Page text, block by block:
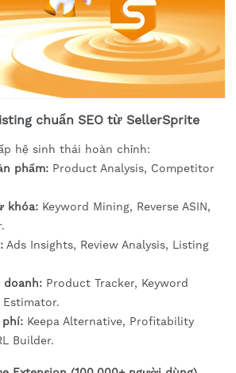
chuẩn SEO từ SellerSprite
hệ sinh thái hoàn chỉnh:
phẩm: Product Analysis, Competitor
khóa: Keyword Mining, Reverse ASIN,
Ads Insights, Review Analysis, Listing
doanh: Product Tracker, Keyword
Estimator.
phí: Keepa Alternative, Profitability
Builder.